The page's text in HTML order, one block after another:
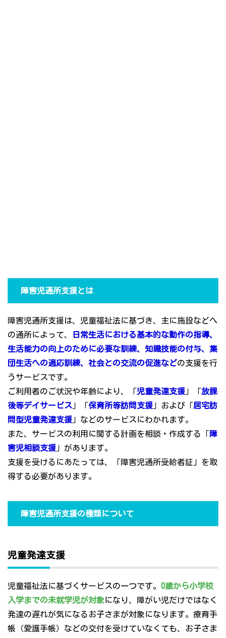
障害児通所支援とは
障害児通所支援は、児童福祉法に基づき、主に施設などへ
の通所によって、
日常生活における基本的な動作の指導、
生活能力の向上のために必要な訓練、知識技能の付与、集
団生活への適応訓練、社会との交流の促進などの支援を行
うサービスです。
ご利用者のご状況や年齢により、「児童発達支援 」「放課
後等デイサービス 」「保育所等訪問支援 」および「居宅訪
問型児童発達支援 」などのサービスにわかれます。
また、サービスの利用に関する計画を相談・作成する「障
害児相談支援 」があります。
支援を受けるにあたっては、「障害児通所受給者証」を取
得する必要があります。
障害児通所支援の種類について
児童発達支援
児童福祉法に基づくサービスの一つです。 0歳から小学校
入学までの未就学児が対象になり、障がい児だけではなく
発達の遅れが気になるお子さまが対象になります。療育手
帳（愛護手帳）などの交付を受けていなくても、お子さま